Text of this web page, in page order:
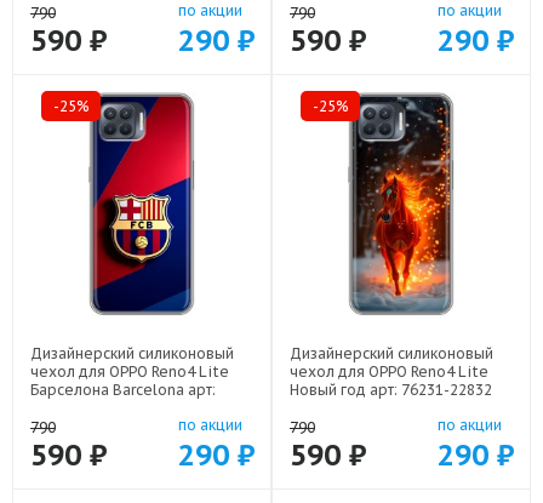
790
590 ₽
по акции
290 ₽
790
590 ₽
по акции
290 ₽
-25%
Дизайнерский силиконовый
чехол для OPPO Reno4 Lite
Барселона Barcelona арт:
790
590 ₽
по акции
290 ₽
-25%
Дизайнерский силиконовый
чехол для OPPO Reno4 Lite
Новый год арт: 76231-22832
790
590 ₽
по акции
290 ₽